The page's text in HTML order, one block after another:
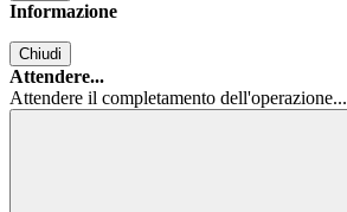
Informazione
Chiudi
Attendere...
Attendere il completamento dell'operazione...